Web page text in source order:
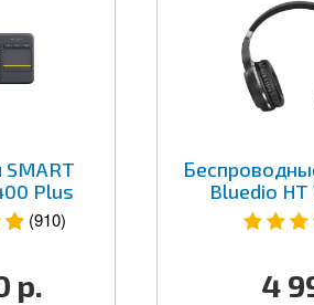
Plus
(910)
р.
Bluedio
4